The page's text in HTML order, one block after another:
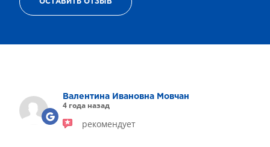
ТЕРАПИЯ САХАРНОГО ДИАБЕТА
ДЕТСКАЯ ОФТАЛЬМОЛОГИЯ
ЛЕЧЕНИЕ ЗАБОЛЕВАНИЙ СЕТЧАТКИ
ЭСТЕТИЧЕСКАЯ ХИРУРГИЯ
ОСТАВИТЬ ОТЗЫВ
Валентина Ивановна Мовчан
4 года назад
рекомендует